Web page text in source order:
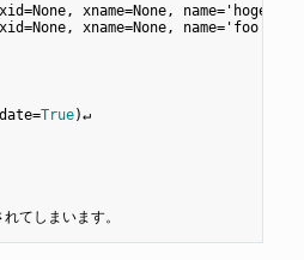
xid=None, xname=None, name='hoge')]
xid=None, xname=None, name='foo')]
True)↵